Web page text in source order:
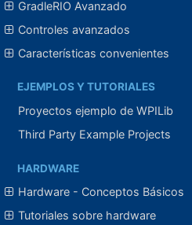
GradleRIO Avanzado
Controles avanzados
Características convenientes
EJEMPLOS Y TUTORIALES
Proyectos ejemplo de WPILib
Third Party Example Projects
HARDWARE
Hardware - Conceptos Básicos
Tutoriales sobre hardware